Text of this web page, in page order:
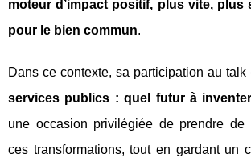
moteur d’impact positif, plus vite, plus
pour le bien commun.
Dans ce contexte, sa participation au talk
services publics : quel futur à
une occasion privilégiée de prendre de
ces transformations, tout en gardant un